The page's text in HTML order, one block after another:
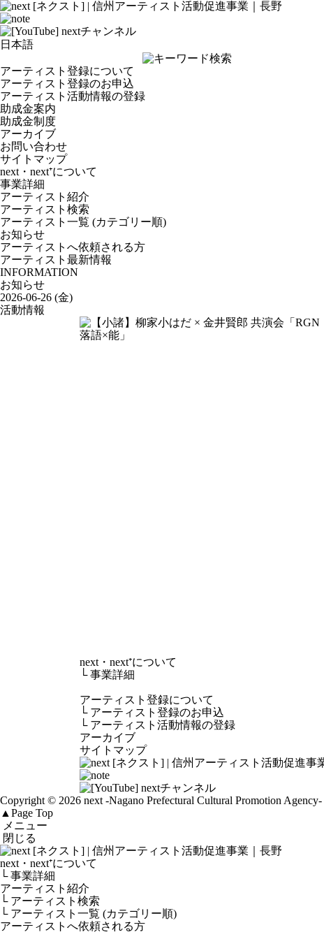
next・next⁺について
事業詳細
アーティスト紹介
アーティスト検索
アーティスト一覧 (カテゴリー順)
お知らせ
アーティストへ依頼される方
アーティスト最新情報
アーティスト登録について
アーティスト登録のお申込
アーティスト活動情報の登録
助成金案内
助成金制度
アーカイブ
お問い合わせ
サイトマップ
INFORMATION
お知らせ
2026-06-26 (金)
活動情報
next・next⁺について
└事業詳細
アーティスト登録について
└ アーティスト登録のお申込
└ アーティスト活動情報の登録
アーカイブ
サイトマップ
Copyright © 2026 next -Nagano Prefectural Cultural Promotion Agency-
▲ Page Top
メニュー
閉じる
next・next⁺について
└ 事業詳細
アーティスト紹介
└ アーティスト検索
└ アーティスト一覧 (カテゴリー順)
アーティストへ依頼される方